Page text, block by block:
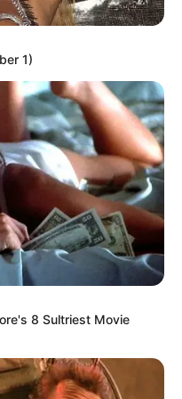
την
την ΛΟΑΤΚΙ Δύση, όχι τη
όπου οι δυτικές
1)
8 Sultriest Movie